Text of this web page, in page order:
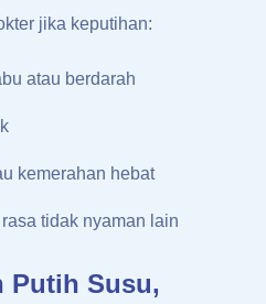
jika keputihan:
atau berdarah
kemerahan hebat
tidak nyaman lain
Putih Susu,